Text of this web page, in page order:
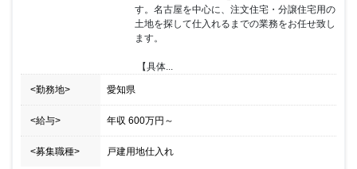
す。名古屋を中心に、注文住宅・分譲住宅用の
土地を探して仕入れるまでの業務をお任せ致し
ます。
【具体...
<勤務地> 愛知県
<給与> 年収 600万円 ～
<募集職種> 戸建用地仕入れ